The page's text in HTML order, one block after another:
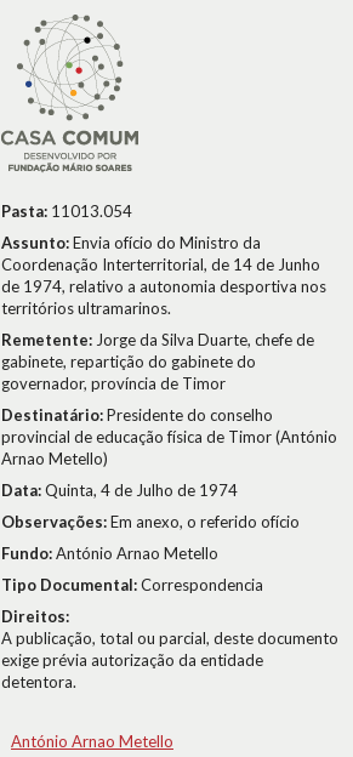
Pasta: 11013.054
Assunto:Envia ofício do Ministro da
Coordenação Interterritorial, de 14 de Junho
de 1974, relativo a autonomia desportiva nos
territórios ultramarinos.
Remetente: Jorge da Silva Duarte, chefe de
gabinete, repartição do gabinete do
governador, província de Timor
Destinatário:Presidente do conselho
provincial de educação física de Timor (António
Arnao Metello)
Data:Quinta, 4 de Julho de 1974
Observações:Em anexo, o referido ofício
Fundo:António Arnao Metello
Tipo Documental:Correspondencia
Direitos:
A publicação, total ou parcial, deste documento
exige prévia autorização da entidade
detentora.
António Arnao Metello